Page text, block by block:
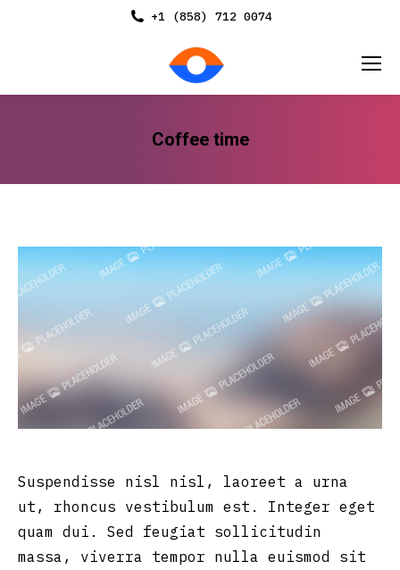
+1 (858) 712 0074
Coffee time
Suspendisse nisl nisl, laoreet a urna
ut, rhoncus vestibulum est. Integer eget
quam dui. Sed feugiat sollicitudin
massa, viverra tempor nulla euismod sit